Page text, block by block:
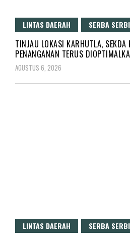
LINTAS DAERAH SERBA SERBI
TINJAU LOKASI KARHUTLA, SEKDA
PENANGANAN TERUS
AGUSTUS 6, 2026
LINTAS DAERAH SERBA SERBI